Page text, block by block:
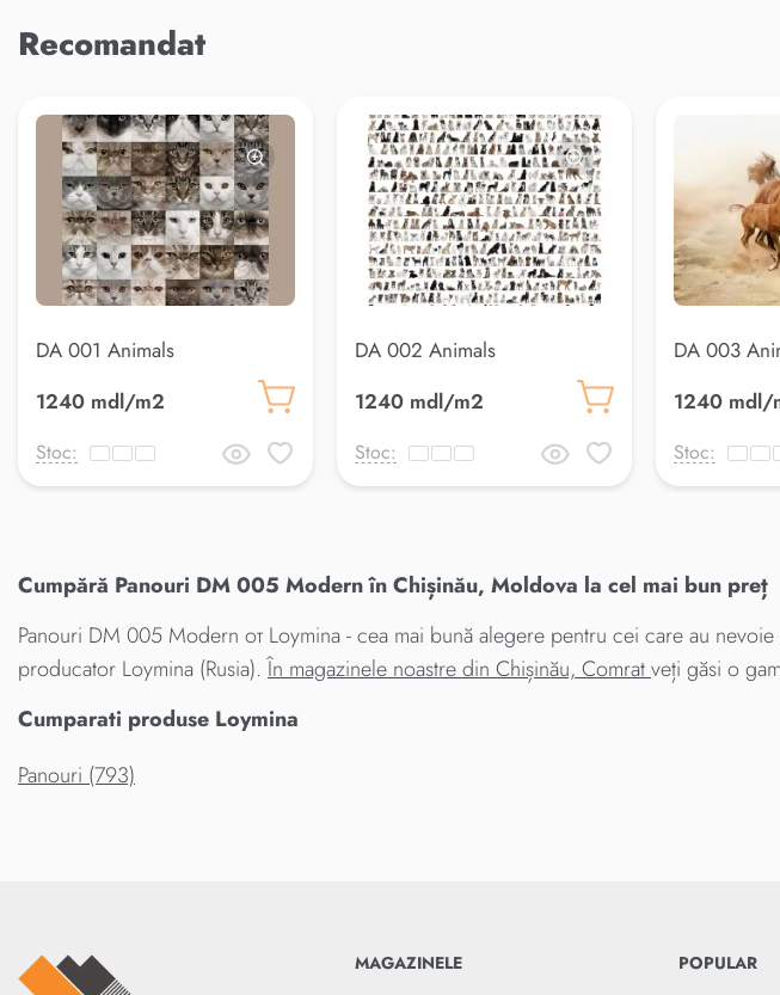
Recomandat
DA 001 Animals
1240 mdl/m2
Stoc:
DA 002 Animals
1240 mdl/m2
Stoc:
DA 003
1240 mdl/
Stoc:
Cumpără Panouri DM 005 Modern în Chișinău, Moldova la cel mai bun preț
Panouri DM 005 Modern от Loymina - cea mai bună alegere pentru cei care au
producator Loymina (Rusia).În magazinele noastre din Chișinău, Comratveți găsi o
Cumparati produse Loymina
Panouri (793)
MAGAZINELE POPULAR